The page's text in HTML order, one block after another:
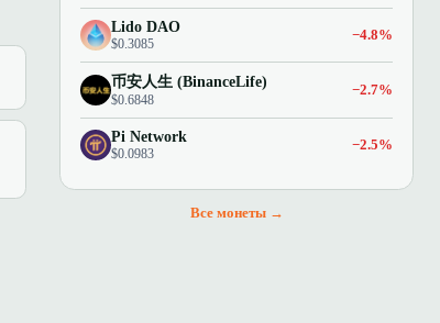
Lido DAO
$0.3085
−4.8%
币安人生 (BinanceLife)
$0.6848
−2.7%
Pi Network
$0.0983
−2.5%
Все монеты →